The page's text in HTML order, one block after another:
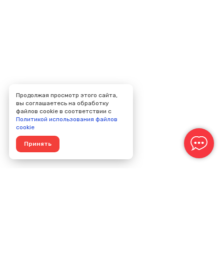
Продолжая просмотр этого сайта,
вы соглашаетесь на обработку
файлов cookie в соответствии с
Политикой использования файлов
cookie
Принять